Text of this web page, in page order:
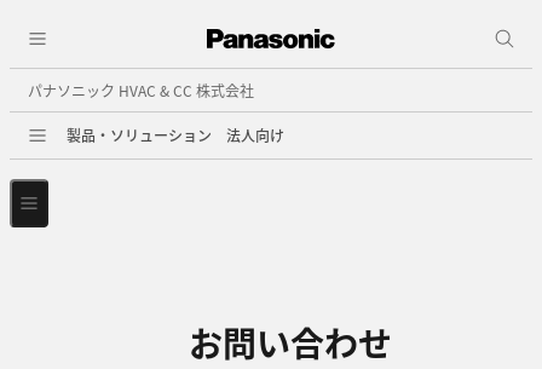
パナソニック HVAC & CC 株式会社
製品・ソリューション 法人向け
お問い合わせ